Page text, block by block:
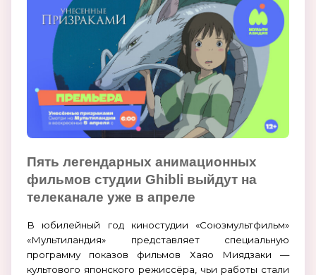
Пять легендарных анимационных
фильмов студии Ghibli выйдут на
телеканале уже в апреле
В юбилейный год киностудии «Союзмультфильм»
«Мультиландия» представляет специальную
программу показов фильмов Хаяо Миядзаки —
культового японского режиссёра, чьи работы стали